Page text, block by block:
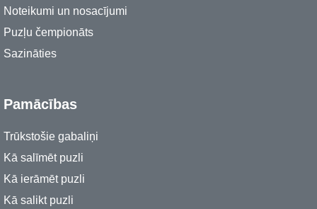
Noteikumi un nosacījumi
Puzļu čempionāts
Sazināties
Pamācības
Trūkstošie gabaliņi
Kā salīmēt puzli
Kā ierāmēt puzli
Kā salikt puzli